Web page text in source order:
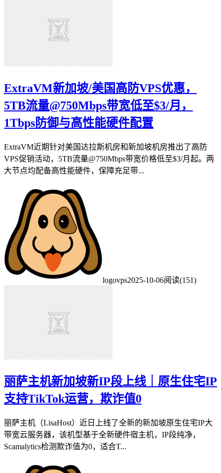
ExtraVM新加坡/美国高防VPS优惠，
5TB流量@750Mbps带宽低至$3/月，
1Tbps防御与高性能硬件配置
ExtraVM近期针对美国达拉斯机房和新加坡机房推出了高防
VPS促销活动，5TB流量@750Mbps带宽价格低至$3/月起。两
大节点均配备高性能硬件，保障充足带...
logovps2025-10-06阅读(151)
丽萨主机新加坡新IP段上线｜原生住宅IP
支持TikTok运营，欺诈值0
丽萨主机（LisaHost）近日上线了全新的新加坡原生住宅IP大
带宽云服务器，该机型基于全新硬件宿主机，IP段纯净，
Scamalytics检测欺诈值为0，适合T...